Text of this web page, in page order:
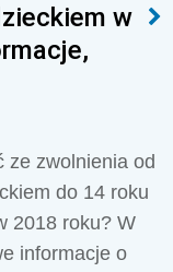
w
ze zwolnienia od
do 14 roku
2018 roku? W
informacje o